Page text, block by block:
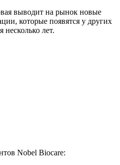
выводит на рынок новые
которые появятся у других
несколько лет.
Nobel Biocare: